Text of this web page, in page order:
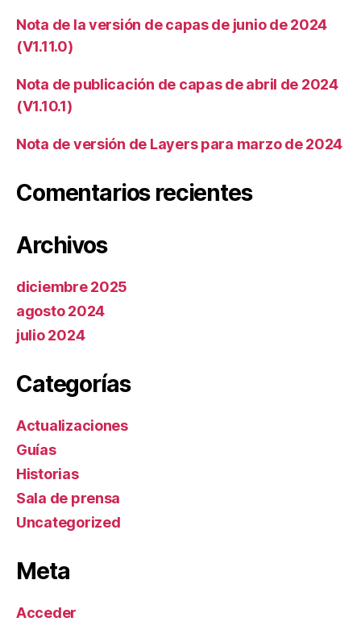
Nota de la versión de capas de junio de 2024
(V1.11.0)
Nota de publicación de capas de abril de 2024
(V1.10.1)
Nota de versión de Layers para marzo de 2024
Comentarios recientes
Archivos
diciembre 2025
agosto 2024
julio 2024
Categorías
Actualizaciones
Guías
Historias
Sala de prensa
Uncategorized
Meta
Acceder